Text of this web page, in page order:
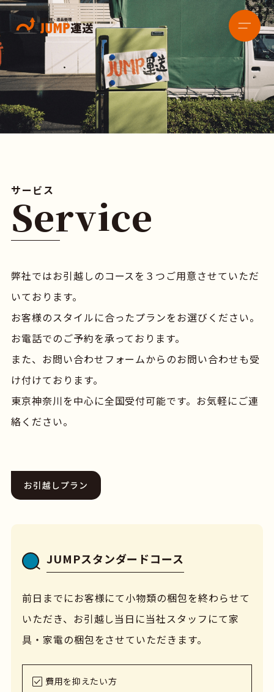
サービス
Service
弊社ではお引越しのコースを３つご用意させていただ
いております。
お客様のスタイルに合ったプランをお選びください。
お電話でのご予約を承っております。
また、お問い合わせフォームからのお問い合わせも受
け付けております。
東京神奈川を中心に全国受付可能です。お気軽にご連
絡ください。
お引越しプラン
JUMPスタンダードコース
前日までにお客様にて小物類の梱包を終わらせて
いただき、お引越し当日に当社スタッフにて家
具・家電の梱包をさせていただきます。
費用を抑えたい方